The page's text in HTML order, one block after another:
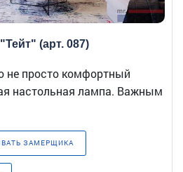
(арт. 087)
просто комфортный
настольная лампа. Важным
ЗАМЕРЩИКА